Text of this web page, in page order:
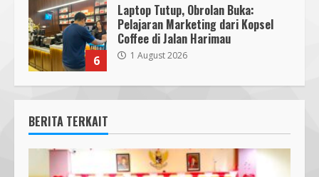
6
Laptop Tutup, Obrolan Buka:
Pelajaran Marketing dari Kopsel
Coffee di Jalan Harimau
1 August 2026
BERITA TERKAIT